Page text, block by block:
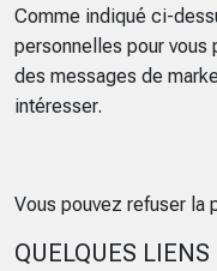
Comme indiqué ci-
personnelles pour
des messages de
intéresser.
Vous pouvez refuser
QUELQUES